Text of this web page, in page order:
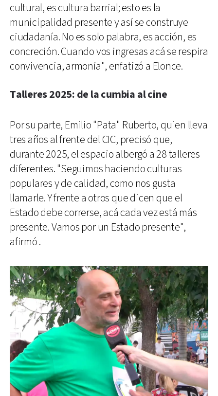
cultural, es cultura barrial; esto es la
municipalidad presente y así se construye
ciudadanía. No es solo palabra, es acción, es
concreción. Cuando vos ingresas acá se respira
convivencia, armonía", enfatizó a Elonce.
Talleres 2025: de la cumbia al cine
Por su parte, Emilio "Pata" Ruberto, quien lleva
tres años al frente del CIC, precisó que,
durante 2025, el espacio albergó a 28 talleres
diferentes. "Seguimos haciendo culturas
populares y de calidad, como nos gusta
llamarle. Y frente a otros que dicen que el
Estado debe correrse, acá cada vez está más
presente. Vamos por un Estado presente",
afirmó .